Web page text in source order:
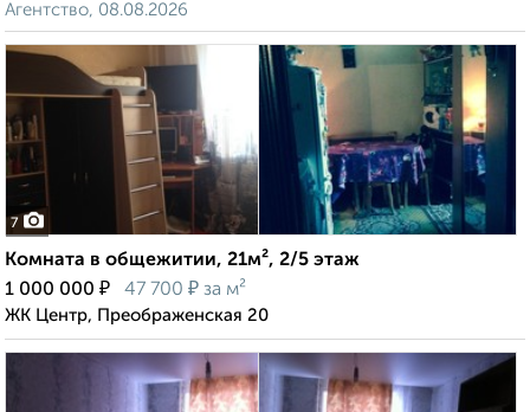
Агентство, 08.08.2026
7
Комната в общежитии, 21м², 2/5 этаж
1 000 000 ₽ 47 700 ₽ за м²
ЖК Центр, Преображенская 20